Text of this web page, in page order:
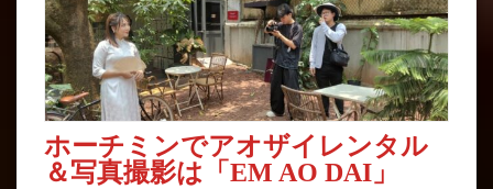
ホーチミンでアオザイレンタル
＆写真撮影は「EM AO DAI」